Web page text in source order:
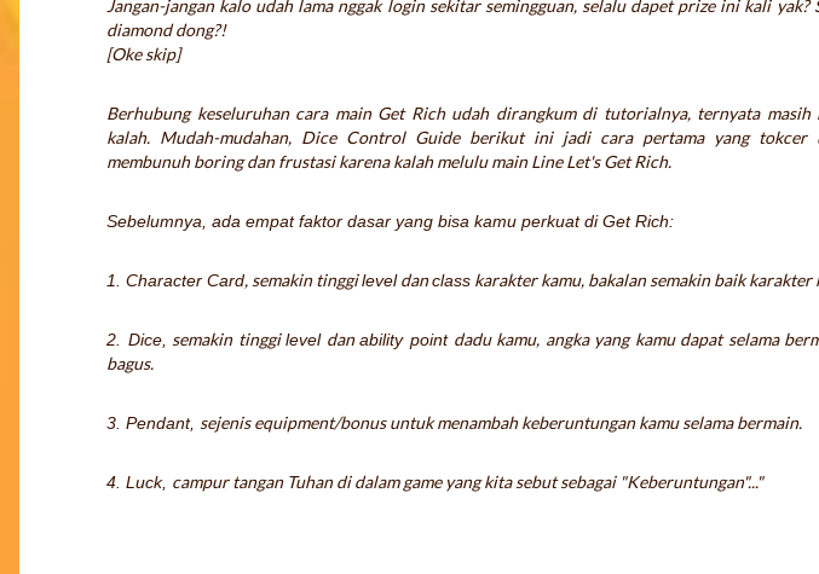
Jangan-jangan kalo udah lama nggak login sekitar semingguan, selalu dapet prize ini kali yak?
diamond dong?!
[Oke skip]
Berhubung keseluruhan cara main Get Rich udah dirangkum di tutorialnya, ternyata masih
kalah. Mudah-mudahan, Dice Control Guideberikut ini jadi cara pertama yang tokcer
membunuh boring dan frustasi karena kalah melulu mainLine Let's Get Rich.
Sebelumnya, ada empat faktor dasar yang bisa kamu perkuat di Get Rich:
1. Character Card, semakin tinggilevel danclass karakter kamu, bakalan semakin baik karakter
2. Dice, semakin tinggi level dan ability point dadu kamu, angka yang kamu dapat selama
bagus.
3. Pendant, sejenis equipment/bonus untuk menambah keberuntungan kamu selama bermain.
4. Luck, campur tangan Tuhan di dalam game yang kita sebut sebagai "Keberuntungan"..."